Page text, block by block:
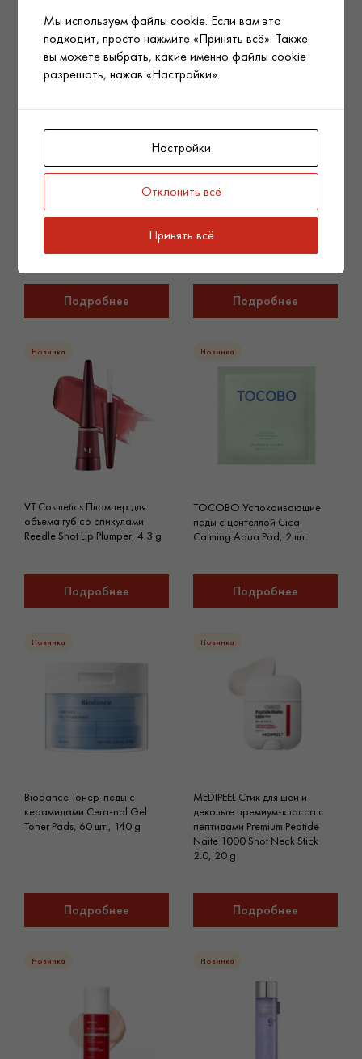
центеллой Madagascar
Centella Air-Fit Suncream Light
Подробнее
Новинка
Dr.Althea Мягкое очищающее
Cleansing Oil (Renew), 150 ml
Подробнее
Новинка
VT Cosmetics Плампер для
объема губ со спикулами
Reedle Shot Lip Plumper, 4.3 g
Подробнее
Новинка
TOCOBO Успокаивающие
педы с центеллой Cica
Calming Aqua Pad, 2 шт.
Подробнее
Новинка
Biodance Тонер-педы с
керамидами Cera-nol Gel
Toner Pads, 60 шт., 140 g
Подробнее
Новинка
MEDIPEEL Стик для шеи и
декольте премиум-класса с
пептидами Premium Peptide
Naite 1000 Shot Neck Stick
2.0, 20 g
Подробнее
Новинка Новинка
Мы используем файлы cookie. Если вам это
подходит, просто нажмите «Принять всё». Также
вы можете выбрать, какие именно файлы cookie
разрешать, нажав «Настройки».
Настройки
Отклонить всё
Принять всё